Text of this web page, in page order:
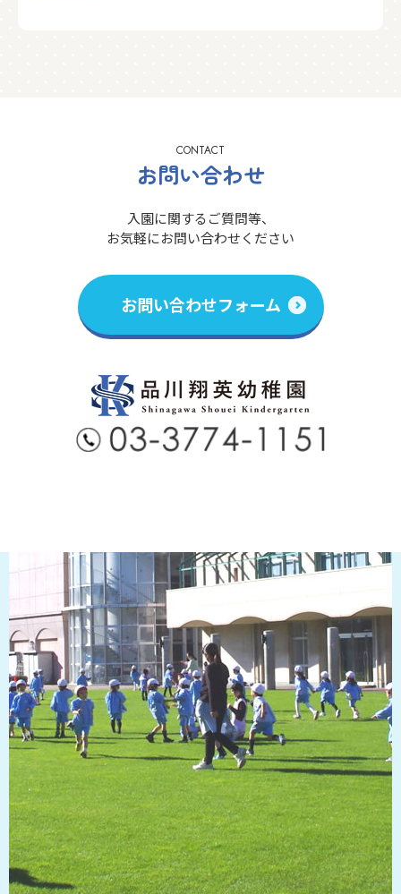
CONTACT
お問い合わせ
入園に関するご質問等、
お気軽にお問い合わせください
お問い合わせフォーム